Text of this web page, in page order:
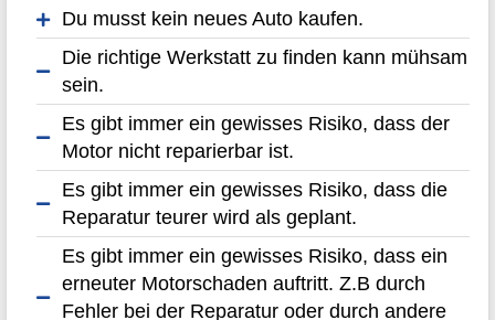
Du musst kein neues Auto kaufen.
Die richtige Werkstatt zu finden kann mühsam
sein.
Es gibt immer ein gewisses Risiko, dass der
Motor nicht reparierbar ist.
Es gibt immer ein gewisses Risiko, dass die
Reparatur teurer wird als geplant.
Es gibt immer ein gewisses Risiko, dass ein
erneuter Motorschaden auftritt. Z.B durch
Fehler bei der Reparatur oder durch andere